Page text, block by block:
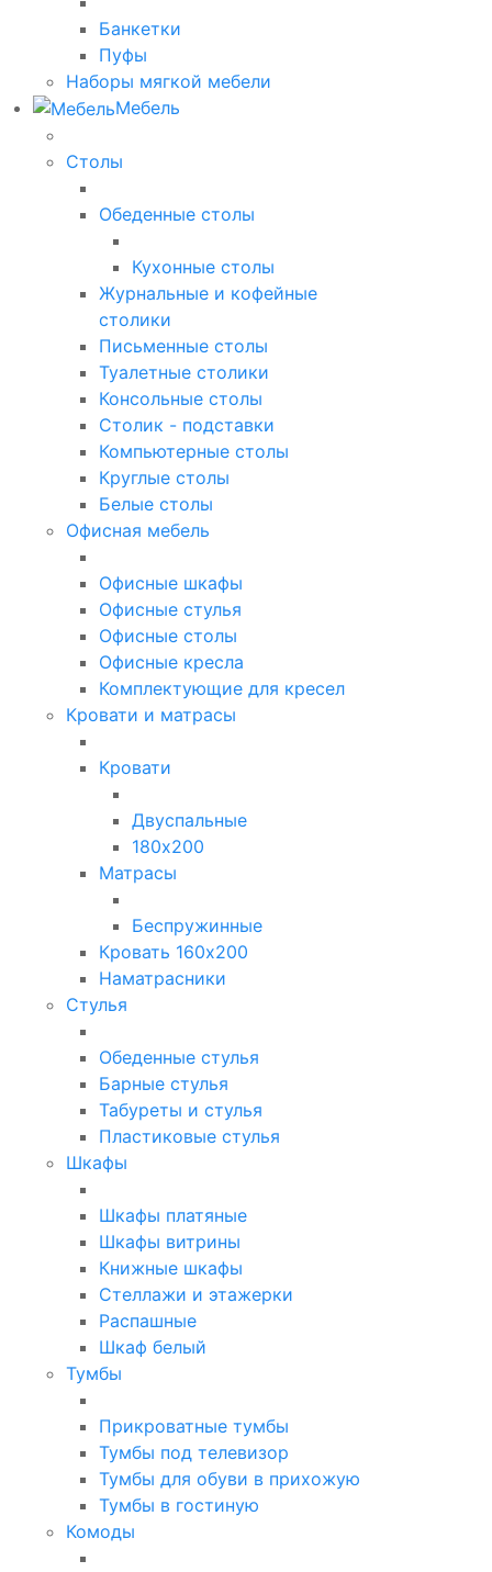
Банкетки
Пуфы
Наборы мягкой мебели
Мебель
Столы
Обеденные столы
Кухонные столы
Журнальные и кофейные
столики
Письменные столы
Туалетные столики
Консольные столы
Столик - подставки
Компьютерные столы
Круглые столы
Белые столы
Офисная мебель
Офисные шкафы
Офисные стулья
Офисные столы
Офисные кресла
Комплектующие для кресел
Кровати и матрасы
Кровати
Двуспальные
180х200
Матрасы
Беспружинные
Кровать 160х200
Наматрасники
Стулья
Обеденные стулья
Барные стулья
Табуреты и стулья
Пластиковые стулья
Шкафы
Шкафы платяные
Шкафы витрины
Книжные шкафы
Стеллажи и этажерки
Распашные
Шкаф белый
Тумбы
Прикроватные тумбы
Тумбы под телевизор
Тумбы для обуви в прихожую
Тумбы в гостиную
Комоды